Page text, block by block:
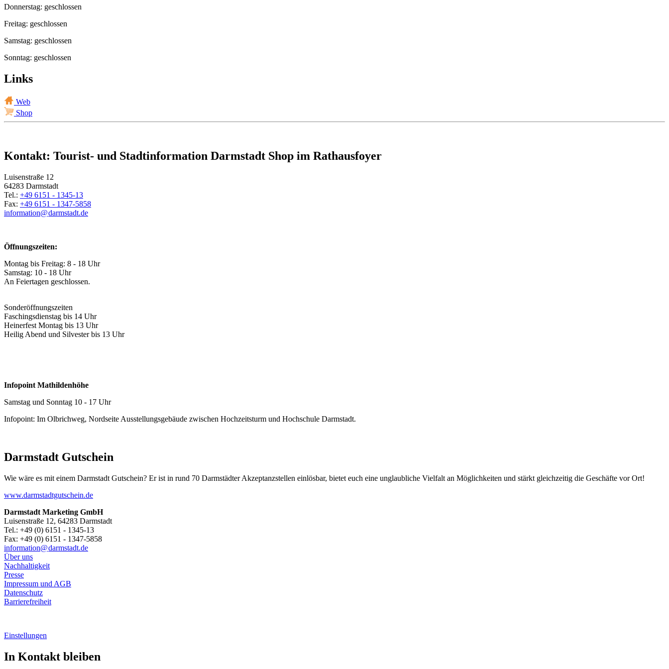
Donnerstag: geschlossen
Freitag: geschlossen
Samstag: geschlossen
Sonntag: geschlossen
Links
Web
Shop
Kontakt: Tourist- und Stadtinformation Darmstadt Shop im Rathausfoyer
Luisenstraße 12
64283 Darmstadt
Tel.: +49 6151 - 1345-13
Fax: +49 6151 - 1347-5858
information@darmstadt.de
Öffnungszeiten:
Montag bis Freitag: 8 - 18 Uhr
Samstag: 10 - 18 Uhr
An Feiertagen geschlossen.
Sonderöffnungszeiten
Faschingsdienstag bis 14 Uhr
Heinerfest Montag bis 13 Uhr
Heilig Abend und Silvester bis 13 Uhr
Infopoint Mathildenhöhe
Samstag und Sonntag 10 - 17 Uhr
Infopoint: Im Olbrichweg, Nordseite Ausstellungsgebäude zwischen Hochzeitsturm und Hochschule Darmstadt.
Darmstadt Gutschein
Wie wäre es mit einem Darmstadt Gutschein? Er ist in rund 70 Darmstädter Akzeptanzstellen einlösbar, bietet euch eine unglaubliche Vielfalt an Möglichkeiten und stärkt gleichzeitig die Geschäfte vor Ort!
www.darmstadtgutschein.de
Darmstadt Marketing GmbH
Luisenstraße 12, 64283 Darmstadt
Tel.: +49 (0) 6151 - 1345-13
Fax: +49 (0) 6151 - 1347-5858
information@darmstadt.de
Über uns
Nachhaltigkeit
Presse
Impressum und AGB
Datenschutz
Barrierefreiheit
Einstellungen
In Kontakt bleiben